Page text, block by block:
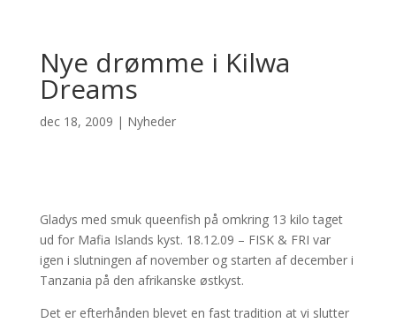
Nye drømme i Kilwa
Dreams
dec 18, 2009 | Nyheder
Gladys med smuk queenfish på omkring 13 kilo taget
ud for Mafia Islands kyst. 18.12.09 – FISK & FRI var
igen i slutningen af november og starten af december i
Tanzania på den afrikanske østkyst.
Det er efterhånden blevet en fast tradition at vi slutter